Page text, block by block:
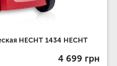
HECHT 1434 HECHT
4 699 грн